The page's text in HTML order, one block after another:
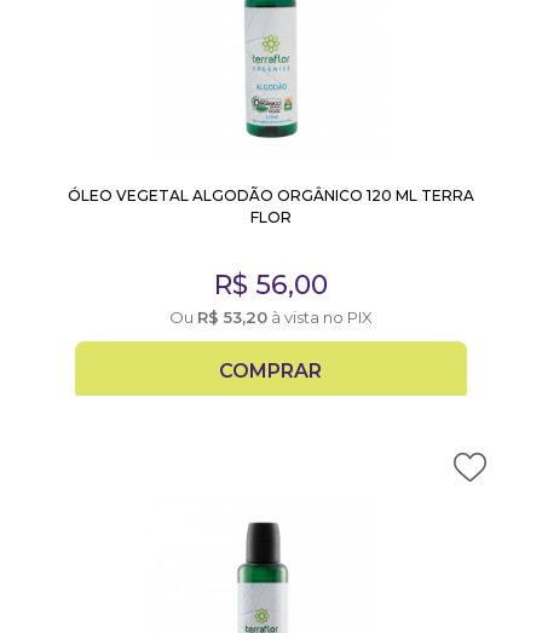
ÓLEO VEGETAL ALGODÃO ORGÂNICO 120 ML TERRA
FLOR
R$ 56,00
Ou R$ 53,20 à vista no PIX
COMPRAR